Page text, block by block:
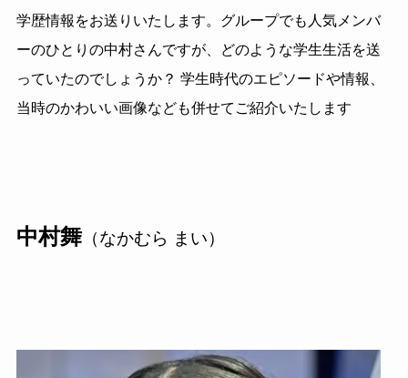
学歴情報をお送りいたします。グループでも人気メンバ
ーのひとりの中村さんですが、どのような学生生活を送
っていたのでしょうか？ 学生時代のエピソードや情報、
当時のかわいい画像なども併せてご紹介いたします
中村舞（なかむら まい）